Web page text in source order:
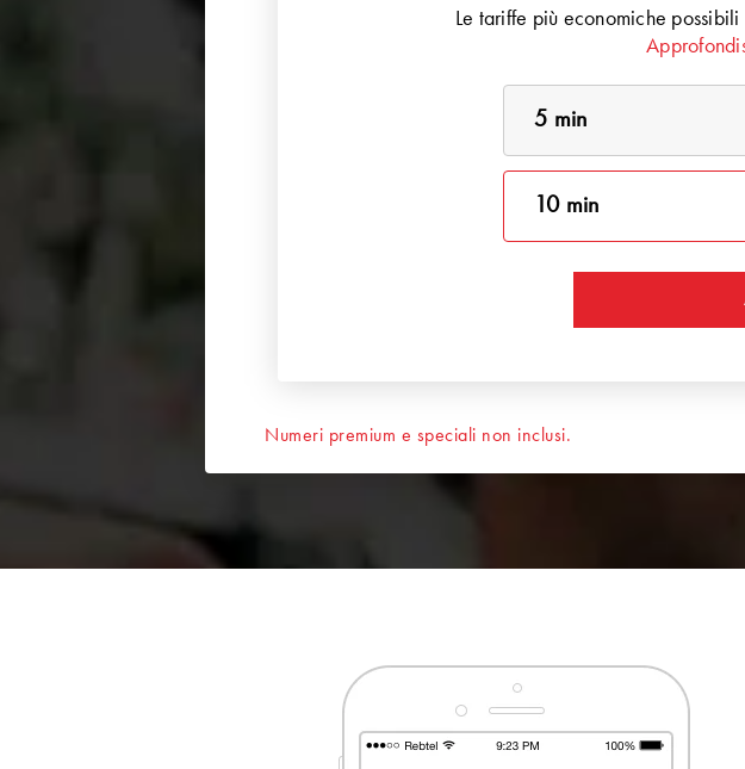
Le tariffe più economiche
5 min
10 min
Numeri premium e speciali non inclusi.